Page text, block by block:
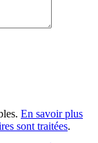
En savoir plus
sont traitées.